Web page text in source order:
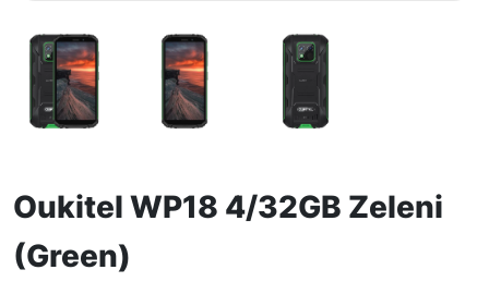
Oukitel WP18 4/32GB Zeleni
(Green)